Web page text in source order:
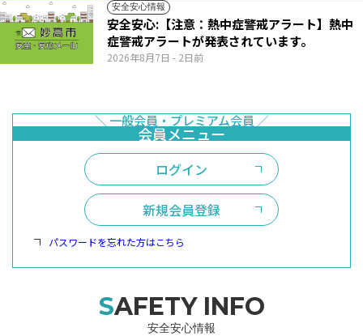
安全安心情報
2026年8月7日 - 2日前
安全安心:【注意：熱中症警戒アラート】熱中
症警戒アラートが発表されています。
ログイン
新規会員登録
パスワードを忘れた方はこちら
SAFETY INFO
安全安心情報